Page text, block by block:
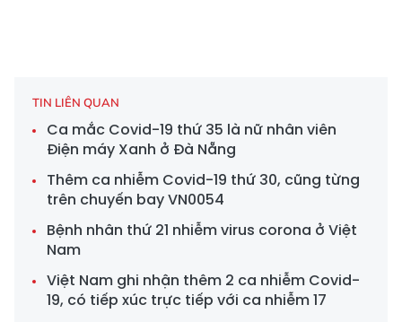
TIN LIÊN QUAN
Ca mắc Covid-19 thứ 35 là nữ nhân viên
Điện máy Xanh ở Đà Nẵng
Thêm ca nhiễm Covid-19 thứ 30, cũng từng
trên chuyến bay VN0054
Bệnh nhân thứ 21 nhiễm virus corona ở Việt
Nam
Việt Nam ghi nhận thêm 2 ca nhiễm Covid-
19, có tiếp xúc trực tiếp với ca nhiễm 17